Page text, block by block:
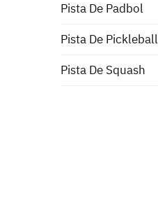
Pista De Padbol
Pista De Pickleball
Pista De Squash